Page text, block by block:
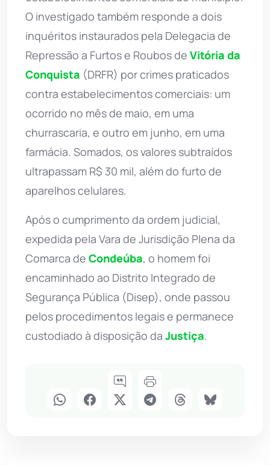
O investigado também responde a dois
inquéritos instaurados pela Delegacia de
Repressão a Furtos e Roubos de Vitória da
Conquista (DRFR) por crimes praticados
contra estabelecimentos comerciais: um
ocorrido no mês de maio, em uma
churrascaria, e outro em junho, em uma
farmácia. Somados, os valores subtraídos
ultrapassam R$ 30 mil, além do furto de
aparelhos celulares.
Após o cumprimento da ordem judicial,
expedida pela Vara de Jurisdição Plena da
Comarca de Condeúba, o homem foi
encaminhado ao Distrito Integrado de
Segurança Pública (Disep), onde passou
pelos procedimentos legais e permanece
custodiado à disposição da Justiça.